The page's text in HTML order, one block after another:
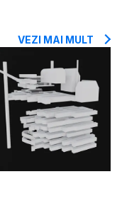
VEZI MAI MULT